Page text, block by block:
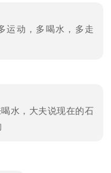
运动，多喝水，多走
水，大夫说现在的石